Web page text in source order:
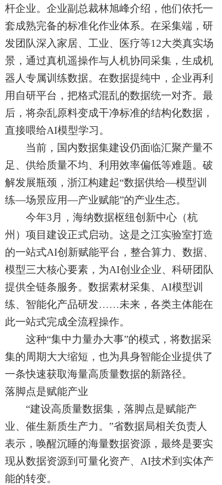
杆企业。企业副总裁林旭峰介绍，他们依托一
套成熟完备的标准化作业体系。在采集端，研
发团队深入家居、工业、医疗等12大类真实场
景，通过真机遥操作与人机协同采集，生成机
器人专属训练数据。在数据提纯中，企业再利
用自研平台，把格式混乱的数据统一对齐。最
后，将杂乱原料变成干净标准的结构化数据，
直接喂给AI模型学习。
当前，国内数据集建设仍面临汇聚产量不
足、供给质量不均、利用效率偏低等难题。破
解发展瓶颈，浙江构建起“数据供给—模型训
练—场景应用—产业赋能”的产业生态。
今年3月，海纳数据枢纽创新中心（杭
州）项目建设正式启动。这是之江实验室打造
的一站式AI创新赋能平台，整合算力、数据、
模型三大核心要素，为AI创业企业、科研团队
提供全链条服务。数据素材采集、AI模型训
练、智能化产品研发……未来，各类主体能在
此一站式完成全流程操作。
这种“集中力量办大事”的模式，将数据采
集的周期大大缩短，也为具身智能企业提供了
一条快速获取海量高质量数据的新路径。
落脚点是赋能产业
“建设高质量数据集，落脚点是赋能产
业、催生新质生产力。”省数据局相关负责人
表示，唤醒沉睡的海量数据资源，最终是要实
现从数据资源到可量化资产、AI技术到实体产
能的转变。